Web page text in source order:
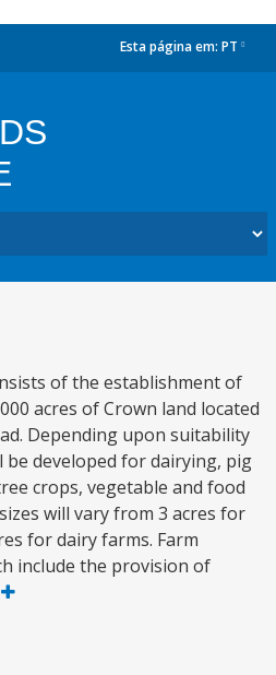
Esta página em: PT
of the establishment of
acres of Crown land located
Depending upon suitability
developed for dairying, pig
crops, vegetable and food
will vary from 3 acres for
for dairy farms. Farm
include the provision of